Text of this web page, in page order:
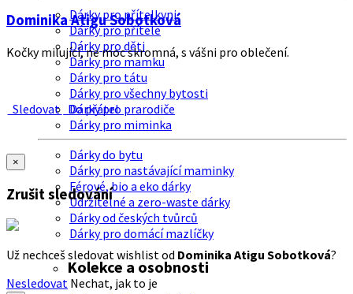
Dárky pro přítelkyni
Dárky pro přítele
Dárky pro děti
Dárky pro mamku
Dárky pro tátu
Dárky pro všechny bytosti
Dárky pro prarodiče
Dárky pro miminka
Dárky do bytu
Dárky pro nastávající maminky
Férové, bio a eko dárky
Udržitelné a zero-waste dárky
Dárky od českých tvůrců
Dárky pro domácí mazlíčky
Kolekce a osobnosti
Dominika Atigu Sobotková
Kočky milující, ne moc skromná, s vášni pro oblečení.
Sledovat Do přátel
×
Zrušit sledování
Už nechceš sledovat wishlist od Dominika Atigu Sobotková?
Nesledovat Nechat, jak to je